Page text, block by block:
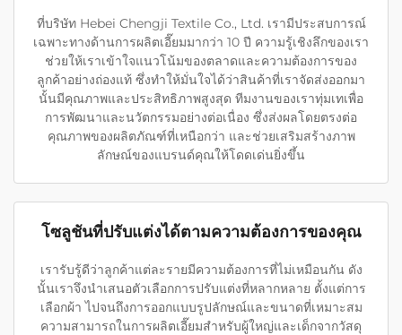
ที่บริษัท Hebei Chengji Textile Co., Ltd. เรามีประสบการณ์
เฉพาะทางด้านการผลิตเอี๊ยมมากว่า 10 ปี ความรู้เชิงลึกของเรา
ช่วยให้เราเข้าใจแนวโน้มของตลาดและความต้องการของ
ลูกค้าอย่างถ่องแท้ ซึ่งทำให้มั่นใจได้ว่าสินค้าที่เราจัดส่งออกมา
นั้นมีคุณภาพและประสิทธิภาพสูงสุด ทีมงานของเราทุ่มเทเพื่อ
การพัฒนาและนวัตกรรมอย่างต่อเนื่อง ซึ่งส่งผลโดยตรงต่อ
คุณภาพของผลิตภัณฑ์ที่เหนือกว่า และช่วยเสริมสร้างภาพ
ลักษณ์ของแบรนด์คุณให้โดดเด่นยิ่งขึ้น
โซลูชันที่ปรับแต่งได้ตามความต้องการของคุณ
เรารับรู้ดีว่าลูกค้าแต่ละรายมีความต้องการที่ไม่เหมือนกัน ดัง
นั้นเราจึงนำเสนอตัวเลือกการปรับแต่งที่หลากหลาย ตั้งแต่การ
เลือกผ้า ไปจนถึงการออกแบบรูปลักษณ์และขนาดที่เหมาะสม
ความสามารถในการผลิตเอี๊ยมสำหรับผู้ใหญ่และเด็กจากวัสดุ